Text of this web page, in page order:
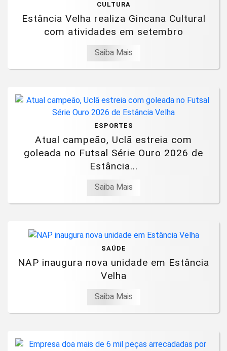
CULTURA
Estância Velha realiza Gincana Cultural
com atividades em setembro
Saiba Mais
ESPORTES
Atual campeão, Uclã estreia com
goleada no Futsal Série Ouro 2026 de
Estância...
Saiba Mais
SAÚDE
NAP inaugura nova unidade em Estância
Velha
Saiba Mais